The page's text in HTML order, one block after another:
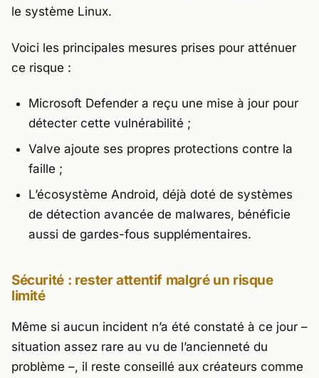
le système Linux.
Voici les principales mesures prises pour atténuer
ce risque :
Microsoft Defender a reçu une mise à jour pour
détecter cette vulnérabilité ;
Valve ajoute ses propres protections contre la
faille ;
L’écosystème Android, déjà doté de systèmes
de détection avancée de malwares, bénéficie
aussi de gardes-fous supplémentaires.
Sécurité : rester attentif malgré un risque
limité
Même si aucun incident n’a été constaté à ce jour –
situation assez rare au vu de l’ancienneté du
problème –, il reste conseillé aux créateurs comme